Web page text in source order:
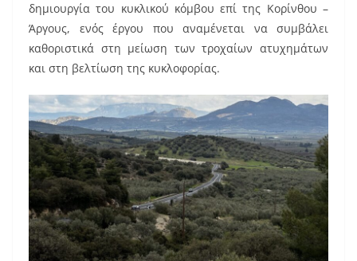
δημιουργία του κυκλικού κόμβου επί της Κορίνθου –
Άργους, ενός έργου που αναμένεται να συμβάλει
καθοριστικά στη μείωση των τροχαίων ατυχημάτων
και στη βελτίωση της κυκλοφορίας.